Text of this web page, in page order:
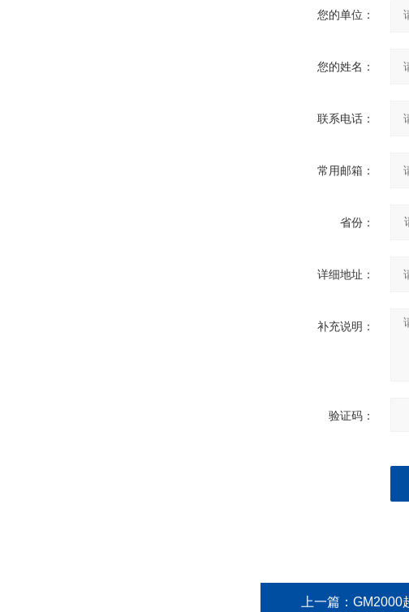
您的单位：
您的姓名：
联系电话：
常用邮箱：
省份：
详细地址：
补充说明：
验证码：
上一篇： GM2000